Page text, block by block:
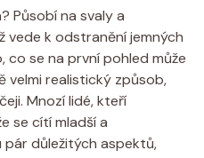
Působí na svaly a
‍vede k odstranění ⁢jemných
co​ se na první pohled může
⁤velmi realistický způsob,
Mnozí ⁣lidé, kteří
se cítí mladší ​a
pár důležitých aspektů,​